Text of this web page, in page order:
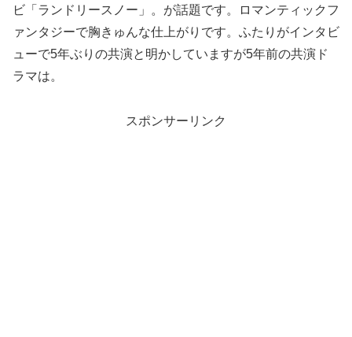
ビ「ランドリースノー」。が話題です。ロマンティックフ
ァンタジーで胸きゅんな仕上がりです。ふたりがインタビ
ューで5年ぶりの共演と明かしていますが5年前の共演ド
ラマは。
スポンサーリンク